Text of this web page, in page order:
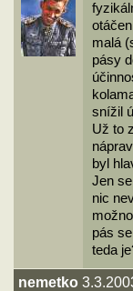
malá
pásy
snížil
Už to
byl
Jen
nic
pás
teda
nemetko